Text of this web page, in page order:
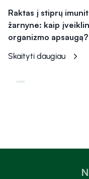
Raktas į stiprų
žarnyne: kaip
organizmo apsaugą?
Skaityti daugiau